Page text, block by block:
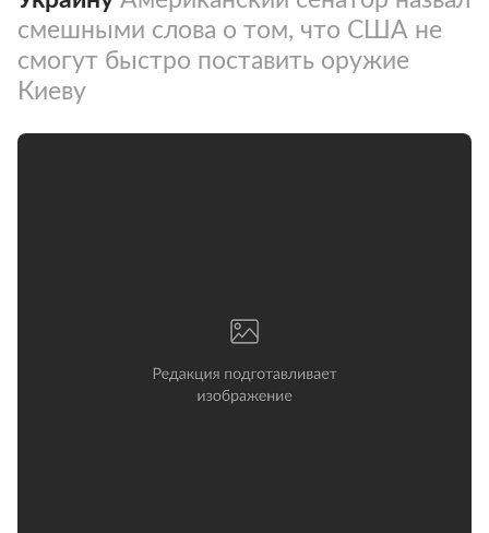
смешными слова о том, что США не
смогут быстро поставить оружие
Киеву